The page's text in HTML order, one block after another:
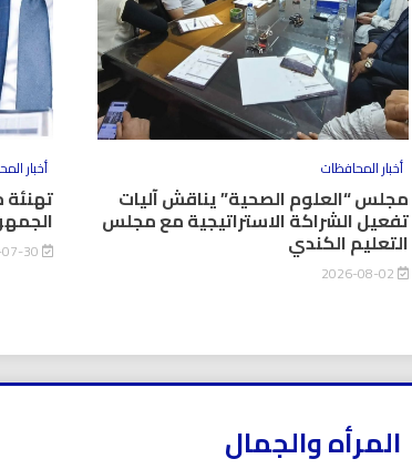
أخبار المحافظات
مجلس “العلوم الصحية” يناقش آليات
تفعيل الشراكة الاستراتيجية مع مجلس
التعليم الكندي
أخبار
تهنئة
المرأه والجمال